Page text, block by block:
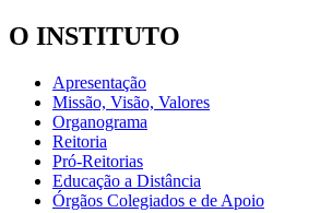
O INSTITUTO
Apresentação
Missão, Visão, Valores
Organograma
Reitoria
Pró-Reitorias
Educação a Distância
Órgãos Colegiados e de Apoio